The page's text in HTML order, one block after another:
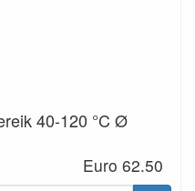
40-120 °C Ø
Euro 62.50